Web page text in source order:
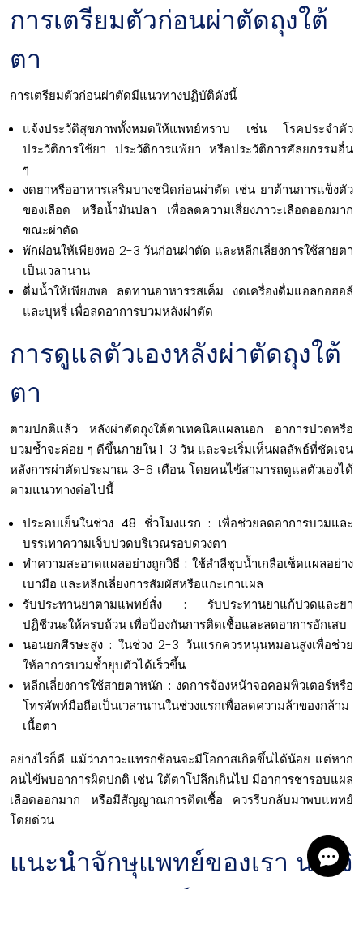
การเตรียมตัวก่อนผ่าตัดถุงใต้
ตา
การเตรียมตัวก่อนผ่าตัดมีแนวทางปฏิบัติดังนี้
แจ้งประวัติสุขภาพทั้งหมดให้แพทย์ทราบ เช่น โรคประจำตัว
ประวัติการใช้ยา ประวัติการแพ้ยา หรือประวัติการศัลยกรรมอื่น
ๆ
งดยาหรืออาหารเสริมบางชนิดก่อนผ่าตัด เช่น ยาต้านการแข็งตัว
ของเลือด หรือน้ำมันปลา เพื่อลดความเสี่ยงภาวะเลือดออกมาก
ขณะผ่าตัด
พักผ่อนให้เพียงพอ 2-3 วันก่อนผ่าตัด และหลีกเลี่ยงการใช้สายตา
เป็นเวลานาน
ดื่มน้ำให้เพียงพอ ลดทานอาหารรสเค็ม งดเครื่องดื่มแอลกอฮอล์
และบุหรี่ เพื่อลดอาการบวมหลังผ่าตัด
การดูแลตัวเองหลังผ่าตัดถุงใต้
ตา
ตามปกติแล้ว หลังผ่าตัดถุงใต้ตาเทคนิคแผลนอก อาการปวดหรือ
บวมช้ำจะค่อย ๆ ดีขึ้นภายใน 1-3 วัน และจะเริ่มเห็นผลลัพธ์ที่ชัดเจน
หลังการผ่าตัดประมาณ 3-6 เดือน โดยคนไข้สามารถดูแลตัวเองได้
ตามแนวทางต่อไปนี้
ประคบเย็นในช่วง 48 ชั่วโมงแรก : เพื่อช่วยลดอาการบวมและ
บรรเทาความเจ็บปวดบริเวณรอบดวงตา
ทำความสะอาดแผลอย่างถูกวิธี : ใช้สำลีชุบน้ำเกลือเช็ดแผลอย่าง
เบามือ และหลีกเลี่ยงการสัมผัสหรือแกะเกาแผล
รับประทานยาตามแพทย์สั่ง : รับประทานยาแก้ปวดและยา
ปฏิชีวนะให้ครบถ้วน เพื่อป้องกันการติดเชื้อและลดอาการอักเสบ
นอนยกศีรษะสูง : ในช่วง 2-3 วันแรกควรหนุนหมอนสูงเพื่อช่วย
ให้อาการบวมช้ำยุบตัวได้เร็วขึ้น
หลีกเลี่ยงการใช้สายตาหนัก : งดการจ้องหน้าจอคอมพิวเตอร์หรือ
โทรศัพท์มือถือเป็นเวลานานในช่วงแรกเพื่อลดความล้าของกล้าม
เนื้อตา
อย่างไรก็ดี แม้ว่าภาวะแทรกซ้อนจะมีโอกาสเกิดขึ้นได้น้อย แต่หาก
คนไข้พบอาการผิดปกติ เช่น ใต้ตาโบ๋ลึกเกินไป มีอาการชารอบแผล
เลือดออกมาก หรือมีสัญญาณการติดเชื้อ ควรรีบกลับมาพบแพทย์
โดยด่วน
แนะนำจักษุแพทย์ของเรา นพ.จิ